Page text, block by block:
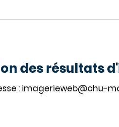
des résultats
: imagerieweb@chu-